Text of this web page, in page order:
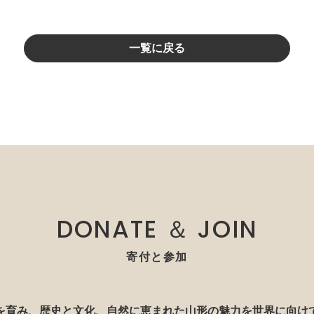
一覧に戻る
DONATE ＆ JOIN
寄付と参加
育み、歴史と文化、自然に恵まれた山形の魅力を世界に向け